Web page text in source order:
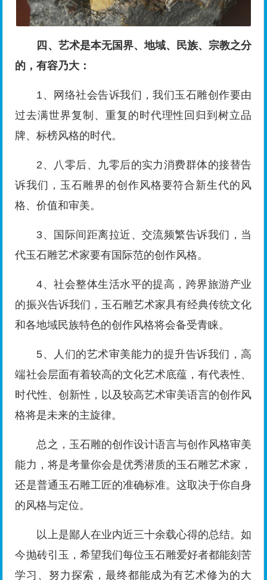
四、艺术是本无国界、地域、民族、宗教之分
的，有容乃大：
1、网络社会告诉我们，我们玉石雕创作要由
过去满世界复制、重复的时代理性回归到树立品
牌、标榜风格的时代。
2、八零后、九零后的实力消费群体的接替告
诉我们，玉石雕界的创作风格要符合新生代的风
格、价值和审美。
3、国际间距离拉近、交流频繁告诉我们，当
代玉石雕艺术家要有国际范的创作风格。
4、社会整体生活水平的提高，跨界旅游产业
的振兴告诉我们，玉石雕艺术家具有经典传统文化
和各地域民族特色的创作风格将会备受青睐。
5、人们的艺术审美能力的提升告诉我们，高
端社会层面有着较高的文化艺术底蕴，有代表性、
时代性、创新性，以及较高艺术审美语言的创作风
格将是未来的主旋律。
总之，玉石雕的创作设计语言与创作风格审美
能力，将是考量你会是优秀潜质的玉石雕艺术家，
还是普通玉石雕工匠的准确标准。这取决于你自身
的风格与定位。
以上是鄙人在业内近三十余载心得的总结。如
今抛砖引玉，希望我们每位玉石雕爱好者都能刻苦
学习、努力探索，最终都能成为有艺术修为的大